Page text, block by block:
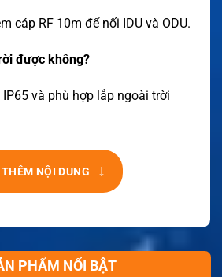
cáp RF 10m để nối IDU và ODU.
được không?
IP65 và phù hợp lắp ngoài trời
NỘI DUNG ↓
PHẨM NỔI BẬT